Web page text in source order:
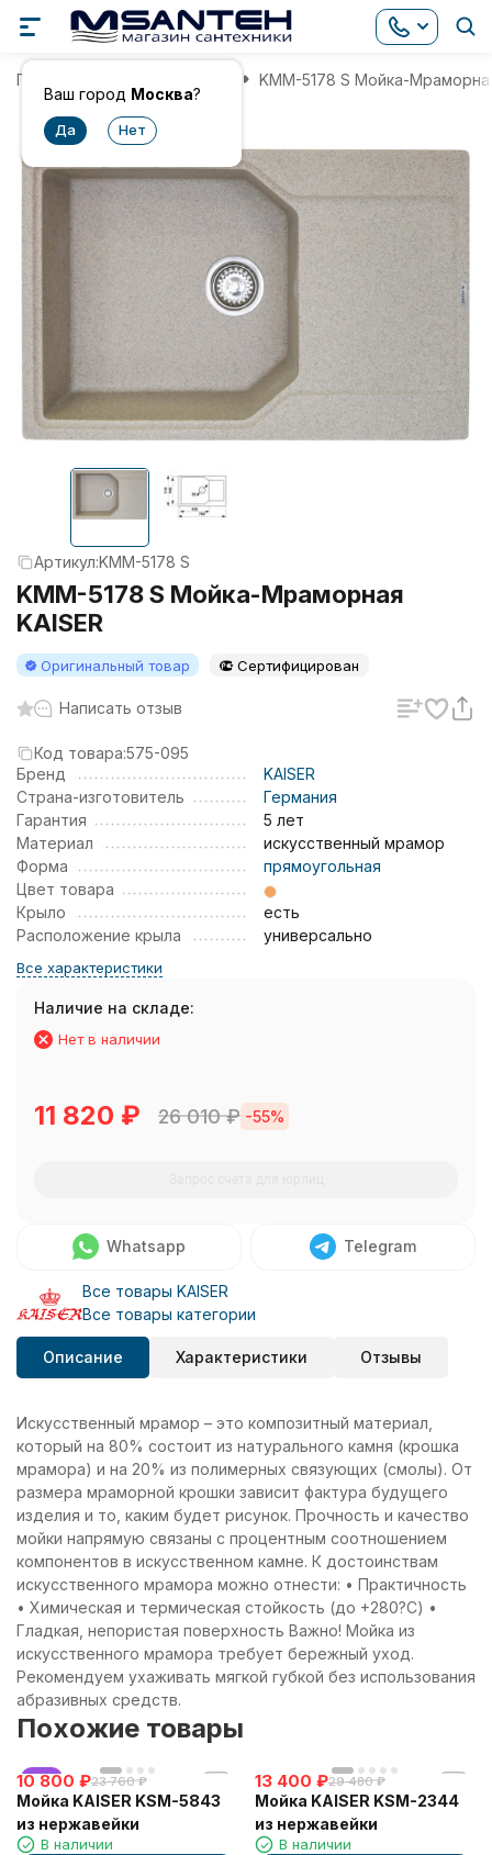
Ваш город Москва?
Главная KMM-5178 S Мойка-
Артикул:KMM-5178 S
KMM-5178 S Мойка-Мраморная
KAISER
Оригинальный товар Сертифицирован
Написать отзыв
Код товара:575-095
Бренд
KAISER
Страна-изготовитель
Германия
Гарантия
5 лет
Материал
искусственный мрамор
Форма
прямоугольная
Цвет товара
Крыло
есть
Расположение крыла
универсально
Все характеристики
Наличие на складе:
Нет в наличии
11 820 ₽ 26 010₽ -55%
Whatsapp Telegram
Все товары KAISER
Все товары категории
Описание Характеристики Отзывы
Искусственный мрамор – это композитный материал,
который на 80% состоит из натурального камня (крошка
мрамора) и на 20% из полимерных связующих (смолы). От
размера мраморной крошки зависит фактура будущего
изделия и то, каким будет рисунок. Прочность и качество
мойки напрямую связаны с процентным соотношением
компонентов в искусственном камне. К достоинствам
искусственного мрамора можно отнести: • Практичность
• Химическая и термическая стойкость (до +280?С) •
Гладкая, непористая поверхность Важно! Мойка из
искусственного мрамора требует бережный уход.
Рекомендуем ухаживать мягкой губкой без использования
абразивных средств.
Похожие товары
хит
10 800 ₽23 760 ₽
Мойка KAISER KSM-5843
из нержавейки
В наличии
13 400 ₽29 480 ₽
Мойка KAISER KSM-2344
из нержавейки
В наличии